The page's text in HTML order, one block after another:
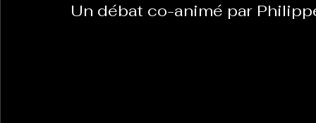
Un débat co-animé par